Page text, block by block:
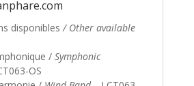
disponibles / Other available
/ Symphonic
OS